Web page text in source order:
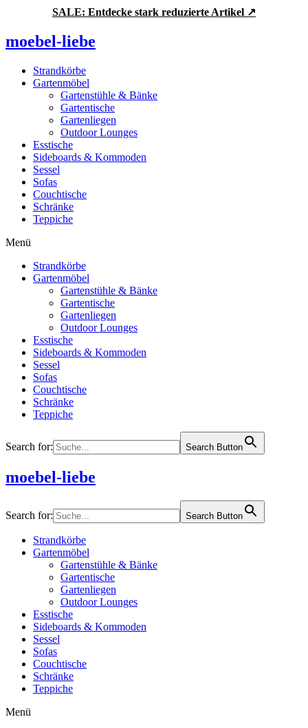
springen
SALE: Entdecke stark reduzierte Artikel ↗
moebel-liebe
Strandkörbe
Gartenmöbel
Gartenstühle & Bänke
Gartentische
Gartenliegen
Outdoor Lounges
Esstische
Sideboards & Kommoden
Sessel
Sofas
Couchtische
Schränke
Teppiche
Menü
Strandkörbe
Gartenmöbel
Gartenstühle & Bänke
Gartentische
Gartenliegen
Outdoor Lounges
Esstische
Sideboards & Kommoden
Sessel
Sofas
Couchtische
Schränke
Teppiche
Search for: Search Button
moebel-liebe
Search for: Search Button
Strandkörbe
Gartenmöbel
Gartenstühle & Bänke
Gartentische
Gartenliegen
Outdoor Lounges
Esstische
Sideboards & Kommoden
Sessel
Sofas
Couchtische
Schränke
Teppiche
Menü